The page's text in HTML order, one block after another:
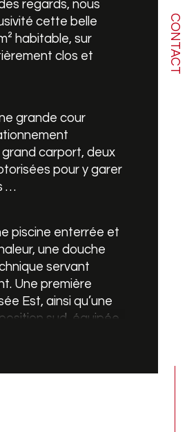
CONTACT
regards, nous
cette belle
habitable, sur
clos et
grande cour
grand carport, deux
pour y garer
…
piscine enterrée et
une douche
servant
Une première
Est, ainsi qu’une
sud, équipée